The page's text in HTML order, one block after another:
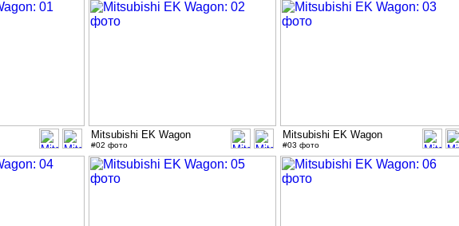
Mitsubishi EK Wagon
#02 фото
Mitsubishi EK Wagon
#03 фото